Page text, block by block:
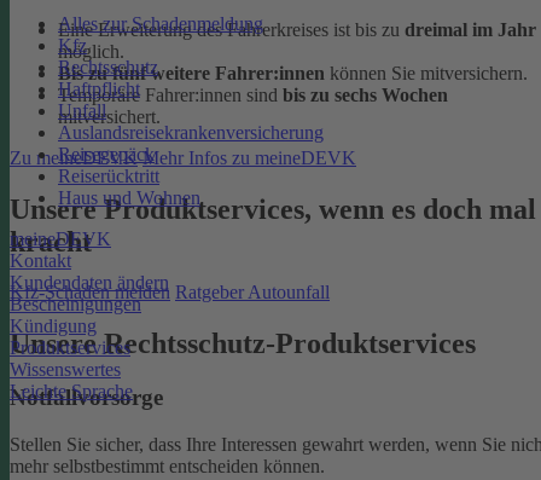
Alles zur Schadenmeldung
Kfz
Rechtsschutz
Haftpflicht
Unfall
Auslandsreisekrankenversicherung
Reisegepäck
Reiserücktritt
Haus und Wohnen
meineDEVK
Kontakt
Kundendaten ändern
Bescheinigungen
Kündigung
Produktservices
Wissenswertes
Leichte Sprache
Eine Erweiterung des Fahrerkreises ist bis zu dreimal im Jahr
möglich.
Bis zu fünf weitere Fahrer:innen können Sie mitversichern.
Temporäre Fahrer:innen sind bis zu sechs Wochen
mitversichert.
Zu meineDEVK Mehr Infos zu meineDEVK
Unsere Produktservices, wenn es doch mal
kracht
Kfz-Schaden melden Ratgeber Autounfall
Unsere Rechtsschutz-Produktservices
Notfallvorsorge
Stellen Sie sicher, dass Ihre Interessen gewahrt werden, wenn Sie
mehr selbstbestimmt entscheiden können.